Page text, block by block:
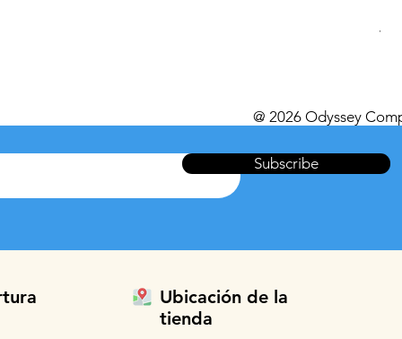
@ 2026 Odyssey
Subscribe
Ubicación de la
tienda